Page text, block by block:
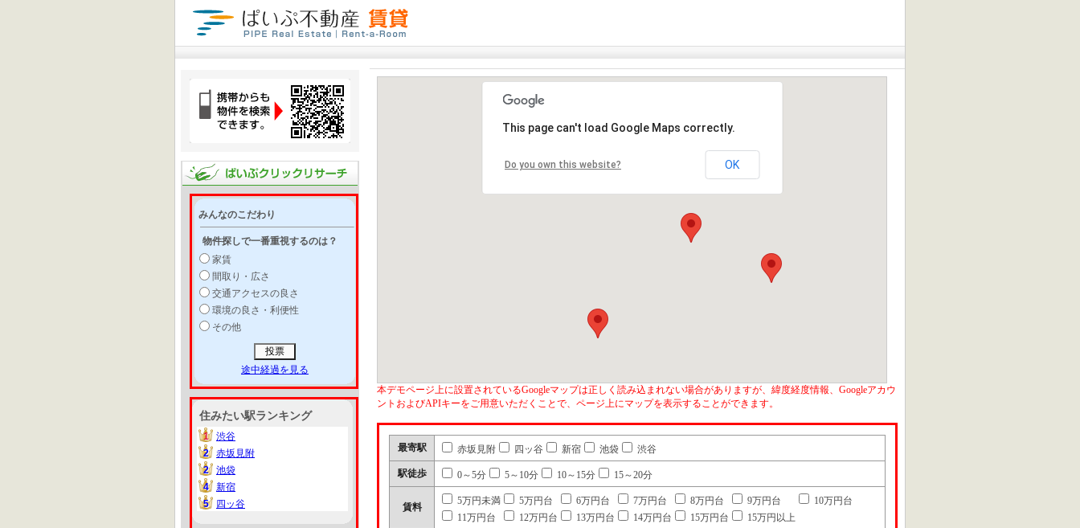
みんなのこだわり
物件探しで一番重視するのは？
家賃
間取り・広さ
交通アクセスの良さ
環境の良さ・利便性
その他
途中経過を見る
住みたい駅ランキング
1
1
渋谷
2
2
赤坂見附
2
2
池袋
4
4
新宿
5
5 四ッ谷
This page can't load Google Maps correctly.
Do you own this website? OK
本デモページ上に設置されているGoogleマップは正しく読み込まれない場合がありますが、緯度経度情報、Googleアカウ
ントおよびAPIキーをご用意いただくことで、ページ上にマップを表示することができます。
最寄駅 赤坂見附 四ッ谷 新宿 池袋 渋谷
駅徒歩 0～5分 5～10分 10～15分 15～20分
賃料
5万円未満 5万円台 6万円台 7万円台 8万円台 9万円台
10万円台
11万円台
12万円台 13万円台 14万円台 15万円台 15万円以上